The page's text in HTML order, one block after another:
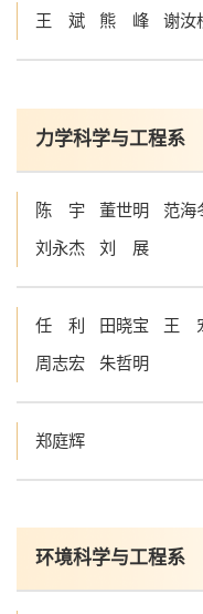
学生活动 创业就业
王 斌 熊 峰 谢汝
力学科学与工程系
陈 宇 董世明 范海
刘永杰
刘 展
任 利 田晓宝 王
周志宏
朱哲明
郑庭辉
环境科学与工程系